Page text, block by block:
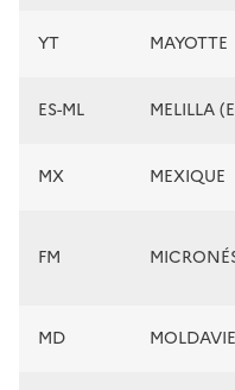
YT MAYOTTE
ES-ML MELILLA
MX MEXIQUE
FM
MD MOLDAVIE